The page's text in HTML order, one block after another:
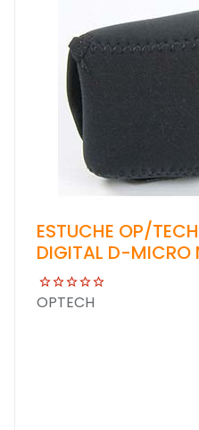
ESTUCHE OP/
DIGITAL D-MICRO
OPTECH